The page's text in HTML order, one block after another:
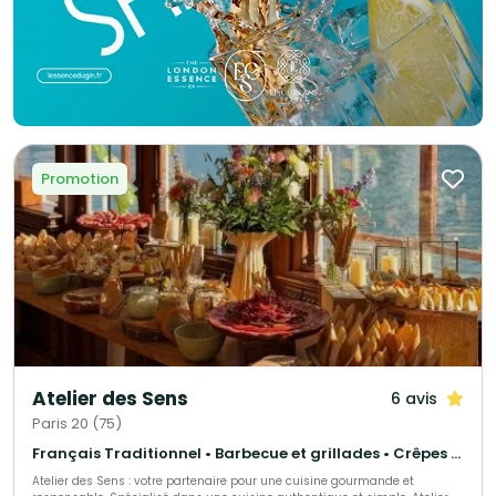
Promotion
Atelier des Sens 6 avis
Paris 20 (75)
Français Traditionnel • Barbecue et grillades • Crêpes et galettes
Atelier des Sens : votre partenaire pour une cuisine gourmande et